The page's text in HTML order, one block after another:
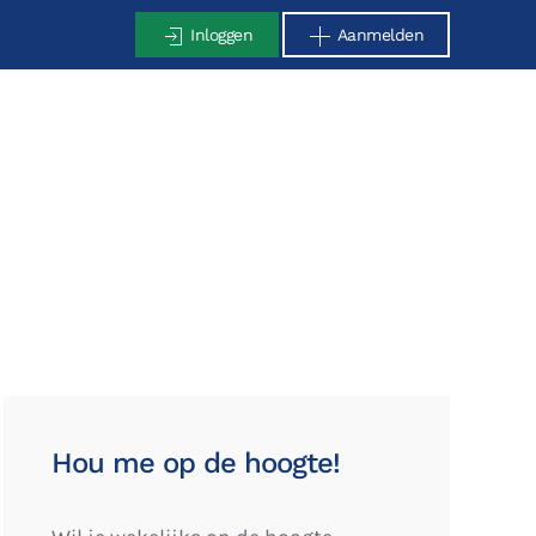
Inloggen Aanmelden
Hou me op de hoogte!